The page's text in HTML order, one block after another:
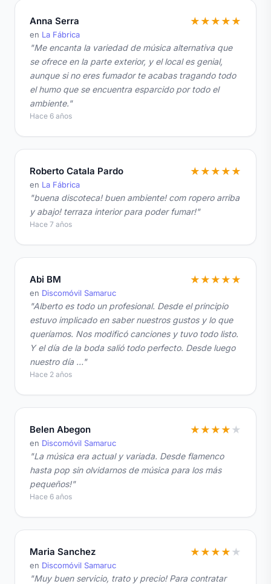
Anna Serra
en La Fábrica
★ ★ ★ ★ ★
"Me encanta la variedad de música alternativa que
se ofrece en la parte exterior, y el local es genial,
aunque si no eres fumador te acabas tragando todo
el humo que se encuentra esparcido por todo el
ambiente."
Hace 6 años
Roberto Catala Pardo
en La Fábrica
★ ★ ★ ★ ★
"buena discoteca! buen ambiente! com ropero arriba
y abajo! terraza interior para poder fumar!"
Hace 7 años
Abi BM
en Discomóvil Samaruc
★ ★ ★ ★ ★
"Alberto es todo un profesional. Desde el principio
estuvo implicado en saber nuestros gustos y lo que
queríamos. Nos modificó canciones y tuvo todo listo.
Y el día de la boda salió todo perfecto. Desde luego
nuestro día …"
Hace 2 años
Belen Abegon
en Discomóvil Samaruc
★ ★ ★ ★ ★
"La música era actual y variada. Desde flamenco
hasta pop sin olvidarnos de música para los más
pequeños!"
Hace 6 años
Maria Sanchez
en Discomóvil Samaruc
★ ★ ★ ★ ★
"Muy buen servicio, trato y precio! Para contratar